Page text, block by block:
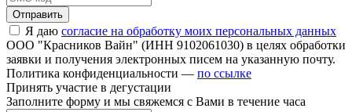
Отправить
Я даю согласие на обработку моих персональных данных
ООО "Красников Вайн" (ИНН 9102061030) в целях обработки
заявки и получения электронных писем на указанную почту.
Политика конфиденциальности — по ссылке
Принять участие в дегустации
Заполните форму и мы свяжемся с Вами в течение часа